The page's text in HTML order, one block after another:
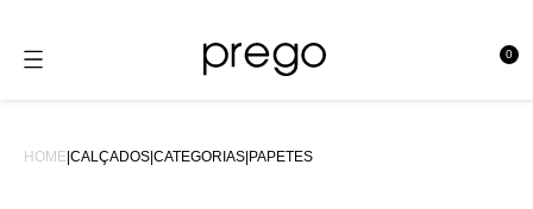
0
HOME|CALÇADOS|CATEGORIAS|PAPETES